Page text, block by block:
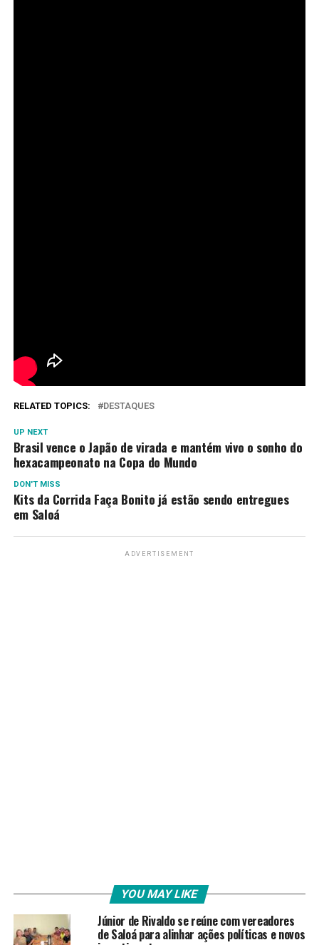
RELATED TOPICS: DESTAQUES
UP NEXT
Brasil vence o Japão de virada e mantém vivo o sonho do
hexacampeonato na Copa do Mundo
DON'T MISS
Kits da Corrida Faça Bonito já estão sendo entregues
em Saloá
ADVERTISEMENT
YOU MAY LIKE
Júnior de Rivaldo se reúne com vereadores
de Saloá para alinhar ações políticas e novos